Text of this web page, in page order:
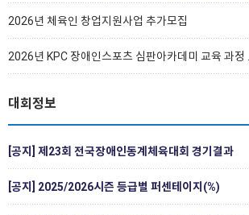
2026년 체육인 창업지원사업 추가모집
2026년 KPC 장애인스포츠 심판아카데미 교육 과정 …
대회정보
[공지] 제23회 전국장애인동계체육대회 경기결과
[공지] 2025/2026시즌 등급별 퍼센테이지(%)